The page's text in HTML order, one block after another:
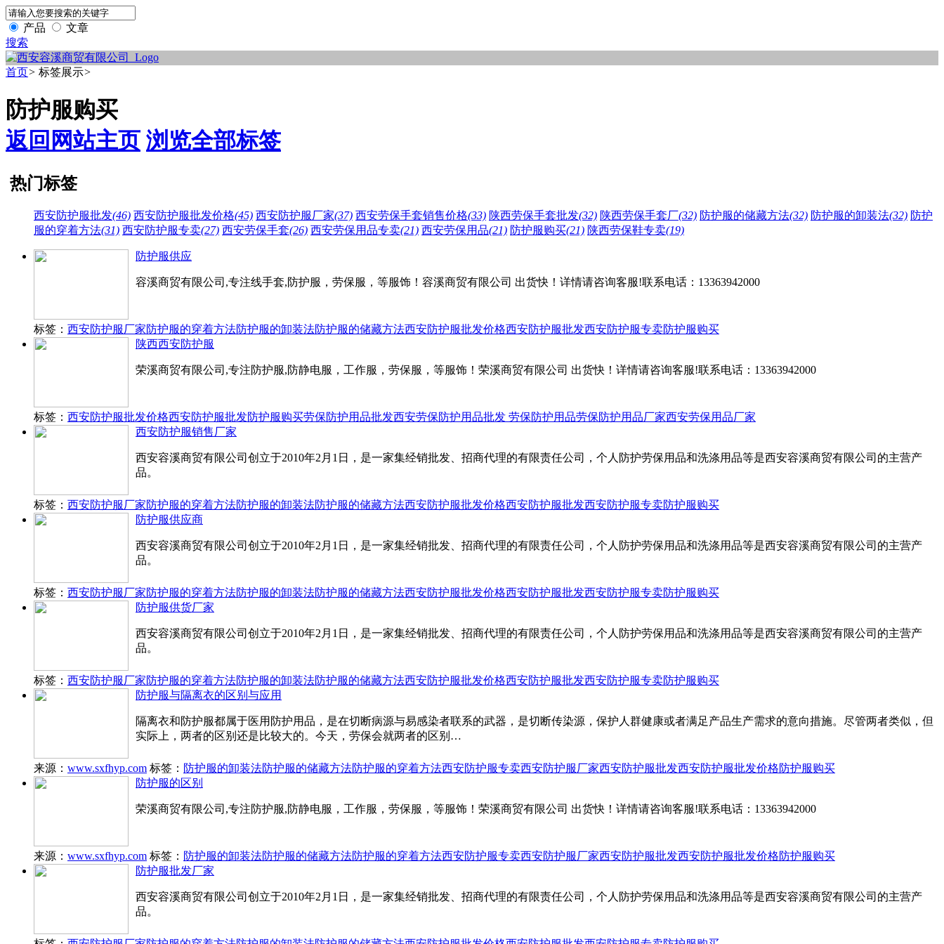
产品
文章
搜索
首页> 标签展示>
防护服购买
返回网站主页 浏览全部标签
热门标签
西安防护服批发(46) 西安防护服批发价格(45) 西安防护服厂家(37) 西安劳保手套销售价格(33) 陕西劳保手套批发(32) 陕西劳保手套厂(32) 防护服的储藏方法(32) 防护服的卸装法(32) 防护
服的穿着方法(31) 西安防护服专卖(27) 西安劳保手套(26) 西安劳保用品专卖(21) 西安劳保用品(21) 防护服购买(21) 陕西劳保鞋专卖(19)
防护服供应
容溪商贸有限公司,专注线手套,防护服，劳保服，等服饰！容溪商贸有限公司 出货快！详情请咨询客服!联系电话：13363942000
标签： 西安防护服厂家防护服的穿着方法防护服的卸装法防护服的储藏方法西安防护服批发价格西安防护服批发西安防护服专卖防护服购买
陕西西安防护服
荣溪商贸有限公司,专注防护服,防静电服，工作服，劳保服，等服饰！荣溪商贸有限公司 出货快！详情请咨询客服!联系电话：13363942000
标签： 西安防护服批发价格西安防护服批发防护服购买劳保防护用品批发西安劳保防护用品批发 劳保防护用品劳保防护用品厂家西安劳保用品厂家
西安防护服销售厂家
西安容溪商贸有限公司创立于2010年2月1日，是一家集经销批发、招商代理的有限责任公司，个人防护劳保用品和洗涤用品等是西安容溪商贸有限公司的主营产
品。
标签： 西安防护服厂家防护服的穿着方法防护服的卸装法防护服的储藏方法西安防护服批发价格西安防护服批发西安防护服专卖防护服购买
防护服供应商
西安容溪商贸有限公司创立于2010年2月1日，是一家集经销批发、招商代理的有限责任公司，个人防护劳保用品和洗涤用品等是西安容溪商贸有限公司的主营产
品。
标签： 西安防护服厂家防护服的穿着方法防护服的卸装法防护服的储藏方法西安防护服批发价格西安防护服批发西安防护服专卖防护服购买
防护服供货厂家
西安容溪商贸有限公司创立于2010年2月1日，是一家集经销批发、招商代理的有限责任公司，个人防护劳保用品和洗涤用品等是西安容溪商贸有限公司的主营产
品。
标签： 西安防护服厂家防护服的穿着方法防护服的卸装法防护服的储藏方法西安防护服批发价格西安防护服批发西安防护服专卖防护服购买
防护服与隔离衣的区别与应用
隔离衣和防护服都属于医用防护用品，是在切断病源与易感染者联系的武器，是切断传染源，保护人群健康或者满足产品生产需求的意向措施。尽管两者类似，但
实际上，两者的区别还是比较大的。今天，劳保会就两者的区别…
来源： www.sxfhyp.com 标签： 防护服的卸装法防护服的储藏方法防护服的穿着方法西安防护服专卖西安防护服厂家西安防护服批发西安防护服批发价格防护服购买
防护服的区别
荣溪商贸有限公司,专注防护服,防静电服，工作服，劳保服，等服饰！荣溪商贸有限公司 出货快！详情请咨询客服!联系电话：13363942000
来源： www.sxfhyp.com 标签： 防护服的卸装法防护服的储藏方法防护服的穿着方法西安防护服专卖西安防护服厂家西安防护服批发西安防护服批发价格防护服购买
防护服批发厂家
西安容溪商贸有限公司创立于2010年2月1日，是一家集经销批发、招商代理的有限责任公司，个人防护劳保用品和洗涤用品等是西安容溪商贸有限公司的主营产
品。